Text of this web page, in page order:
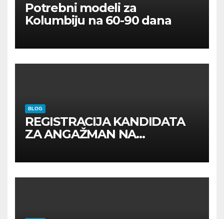
Potrebni modeli za
Kolumbiju na 60-90 dana
BLOG
REGISTRACIJA KANDIDATA
ZA ANGAŽMAN NA